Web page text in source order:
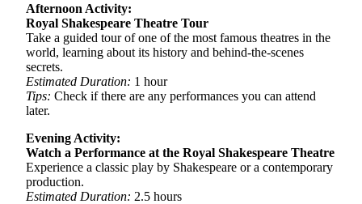
Afternoon Activity:
Royal Shakespeare Theatre Tour
Take a guided tour of one of the most famous theatres in the
world, learning about its history and behind-the-scenes
secrets.
Estimated Duration: 1 hour
Tips: Check if there are any performances you can attend
later.
Evening Activity:
Watch a Performance at the Royal Shakespeare Theatre
Experience a classic play by Shakespeare or a contemporary
production.
Estimated Duration: 2.5 hours